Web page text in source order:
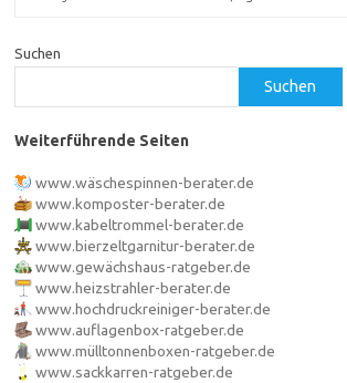
Suchen
Suchen
Weiterführende Seiten
www.wäschespinnen-berater.de
www.komposter-berater.de
www.kabeltrommel-berater.de
www.bierzeltgarnitur-berater.de
www.gewächshaus-ratgeber.de
www.heizstrahler-berater.de
www.hochdruckreiniger-berater.de
www.auflagenbox-ratgeber.de
www.mülltonnenboxen-ratgeber.de
www.sackkarren-ratgeber.de